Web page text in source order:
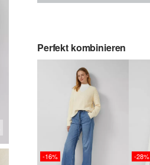
Perfekt kombinieren
-16% -28%